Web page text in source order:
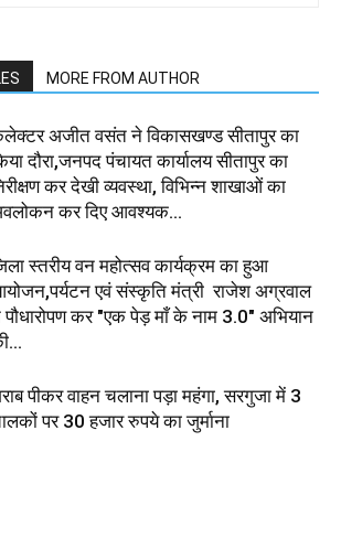
MORE FROM AUTHOR
अजीत वसंत ने विकासखण्ड सीतापुर का
दौरा,जनपद पंचायत कार्यालय सीतापुर का
कर देखी व्यवस्था, विभिन्न शाखाओं का
कर दिए आवश्यक...
स्तरीय वन महोत्सव कार्यक्रम का हुआ
एवं संस्कृति मंत्री राजेश अग्रवाल
पौधारोपण कर "एक पेड़ माँ के नाम 3.0" अभियान
पीकर वाहन चलाना पड़ा महंगा, सरगुजा में 3
पर 30 हजार रुपये का जुर्माना